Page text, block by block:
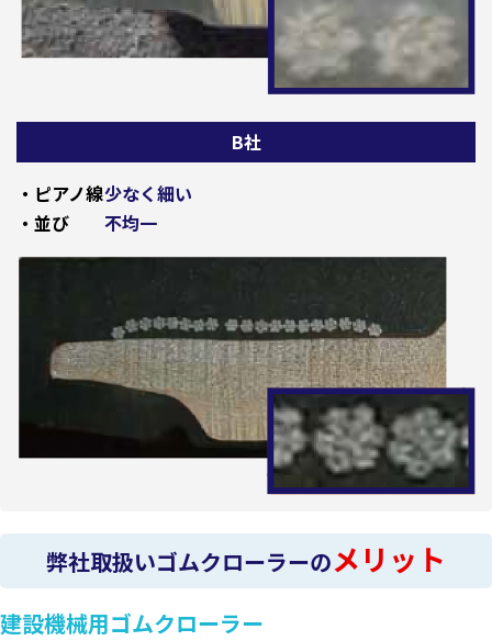
B社
・ピアノ線少なく細い
・並び
不均一
弊社取扱いゴムクローラーのメリット
建設機械用ゴムクローラー